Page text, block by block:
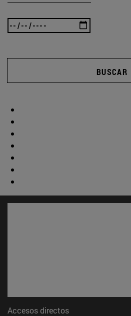
BUSCAR
Accesos directos